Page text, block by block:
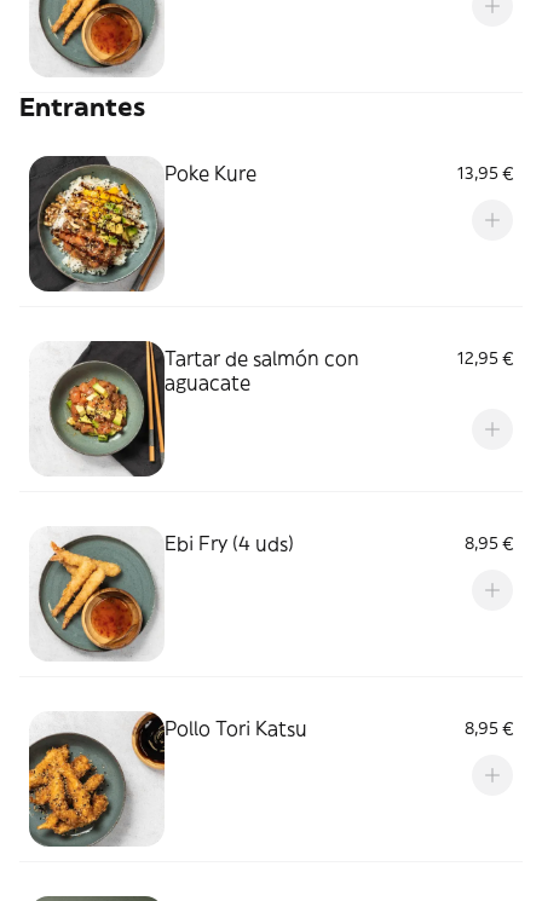
Entrantes
Poke Kure 13,95 €
Tartar de salmón con
aguacate
12,95 €
Ebi Fry (4 uds) 8,95 €
Pollo Tori Katsu 8,95 €